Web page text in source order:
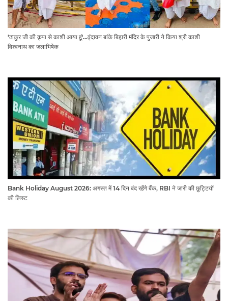
'ठाकुर जी की कृपा से काशी आया हूं'...वृंदावन बांके बिहारी मंदिर के पुजारी ने किया श्री काशी
विश्वनाथ का जलाभिषेक
Bank Holiday August 2026: अगस्त में 14 दिन बंद रहेंगे बैंक, RBI ने जारी की छुट्टियों
की लिस्ट​​​​​​​